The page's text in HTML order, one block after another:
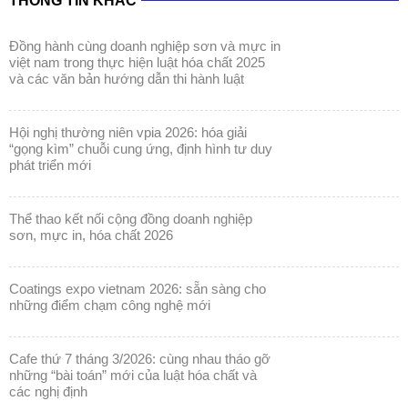
đồng hành cùng doanh nghiệp sơn và mực in
việt nam trong thực hiện luật hóa chất 2025
và các văn bản hướng dẫn thi hành luật
hội nghị thường niên vpia 2026: hóa giải
“gọng kìm” chuỗi cung ứng, định hình tư duy
phát triển mới
thể thao kết nối cộng đồng doanh nghiệp
sơn, mực in, hóa chất 2026
coatings expo vietnam 2026: sẵn sàng cho
những điểm chạm công nghệ mới
cafe thứ 7 tháng 3/2026: cùng nhau tháo gỡ
những “bài toán” mới của luật hóa chất và
các nghị định